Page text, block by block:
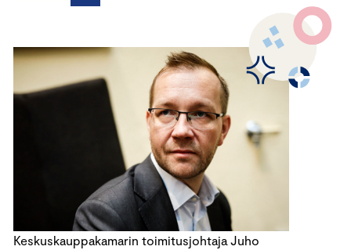
Keskuskauppakamarin toimitusjohtaja Juho